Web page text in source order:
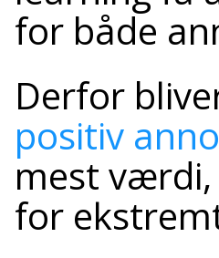
for både
Derfor
positiv
mest værdi,
for